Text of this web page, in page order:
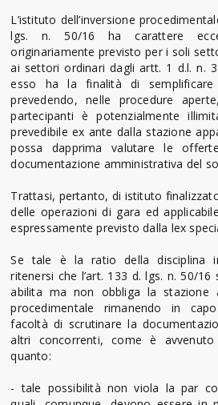
L’istituto dell’inversione
lgs. n. 50/16 ha carattere
originariamente previsto per i soli
ai settori ordinari dagli artt. 1 d.l. n.
esso ha la finalità di
prevedendo, nelle procedure
partecipanti è potenzialmente
prevedibile ex ante dalla stazione
possa dapprima valutare le
documentazione amministrativa del
Trattasi, pertanto, di istituto
delle operazioni di gara ed
espressamente previsto dalla lex
Se tale è la ratio della disciplina
ritenersi che l’art. 133 d. lgs. n. 50/
abilita ma non obbliga la stazione
procedimentale rimanendo in
facoltà di scrutinare la
altri concorrenti, come è
quanto:
- tale possibilità non viola la par